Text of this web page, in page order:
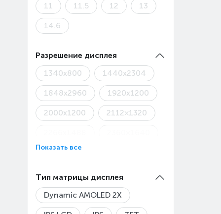
11 11.5 12 13
14.6
Разрешение дисплея
1340x800
1440x2304
1848x2960 1920x1200
2000x1200 2112×1320
2456x1600
Показать все
Тип матрицы дисплея
Dynamic AMOLED 2X